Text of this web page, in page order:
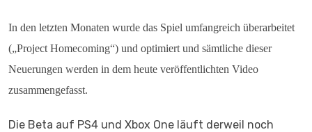
In den letzten Monaten wurde das Spiel umfangreich überarbeitet
(„Project Homecoming“) und optimiert und sämtliche dieser
Neuerungen werden in dem heute veröffentlichten Video
zusammengefasst.
Die Beta auf PS4 und Xbox One läuft derweil noch